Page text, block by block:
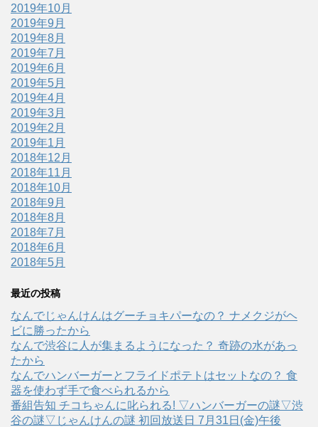
2019年10月
2019年9月
2019年8月
2019年7月
2019年6月
2019年5月
2019年4月
2019年3月
2019年2月
2019年1月
2018年12月
2018年11月
2018年10月
2018年9月
2018年8月
2018年7月
2018年6月
2018年5月
最近の投稿
なんでじゃんけんはグーチョキパーなの？ ナメクジがヘ
ビに勝ったから
なんで渋谷に人が集まるようになった？ 奇跡の水があっ
たから
なんでハンバーガーとフライドポテトはセットなの？ 食
器を使わず手で食べられるから
番組告知 チコちゃんに叱られる! ▽ハンバーガーの謎▽渋
谷の謎▽じゃんけんの謎 初回放送日 7月31日(金)午後